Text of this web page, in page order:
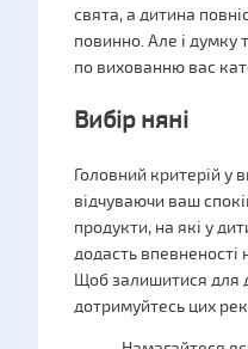
свята, а дитина
повинно. Але і думку
по вихованню вас
Вибір няні
Головний критерій у
відчуваючи ваш
продукти, на які у
додасть впевненості
Щоб залишитися для
дотримуйтесь цих